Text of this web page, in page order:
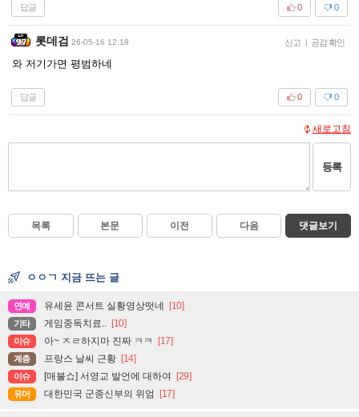
답글 0
0
롯데검 26-05-16 12:18 신고 | 공감 확인
와 저기가면 평범하네
답글 0
0
새로고침
등록
목록 본문 이전 다음 댓글보기
ㅇㅇㄱ 지금 뜨는 글
연예 유세윤 콘서트 실황영상떳네 [10]
기타 게임중독치료.. [10]
이슈 아~ ㅈㄹ하지마 진짜 ㅋㅋ [17]
계층 프랑스 날씨 근황 [14]
이슈 [매불쇼] 서영교 발언에 대하여 [29]
유머 대한민국 군종신부의 위엄 [17]